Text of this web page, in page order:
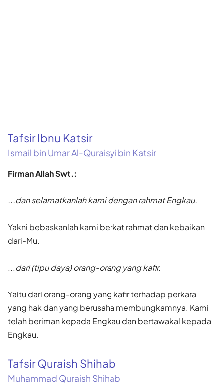
Tafsir Ibnu Katsir
Ismail bin Umar Al-Quraisyi bin Katsir
Firman Allah Swt.:
...dan selamatkanlah kami dengan rahmat Engkau.
Yakni bebaskanlah kami berkat rahmat dan kebaikan
dari-Mu.
...dari (tipu daya) orang-orang yang kafir.
Yaitu dari orang-orang yang kafir terhadap perkara
yang hak dan yang berusaha membungkamnya. Kami
telah beriman kepada Engkau dan bertawakal kepada
Engkau.
Tafsir Quraish Shihab
Muhammad Quraish Shihab